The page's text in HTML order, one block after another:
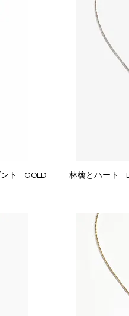
ト - GOLD 林檎とハート -